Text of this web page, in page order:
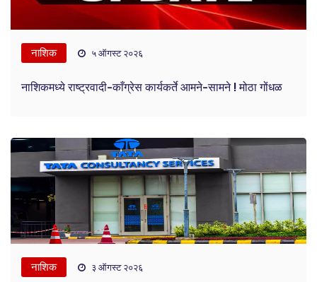
नाशिक ५ ऑगस्ट २०२६
नाशिकमध्ये राष्ट्रवादी-काँग्रेस कार्यकर्ते आमने-सामने ! मोठा गोंधळ
नाशिक ३ ऑगस्ट २०२६